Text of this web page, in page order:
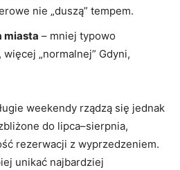
nie „duszą” tempem.
miasta – mniej typowo
„normalnej” Gdyni,
weekendy rządzą się jednak
do lipca–sierpnia,
rezerwacji z wyprzedzeniem.
unikać najbardziej